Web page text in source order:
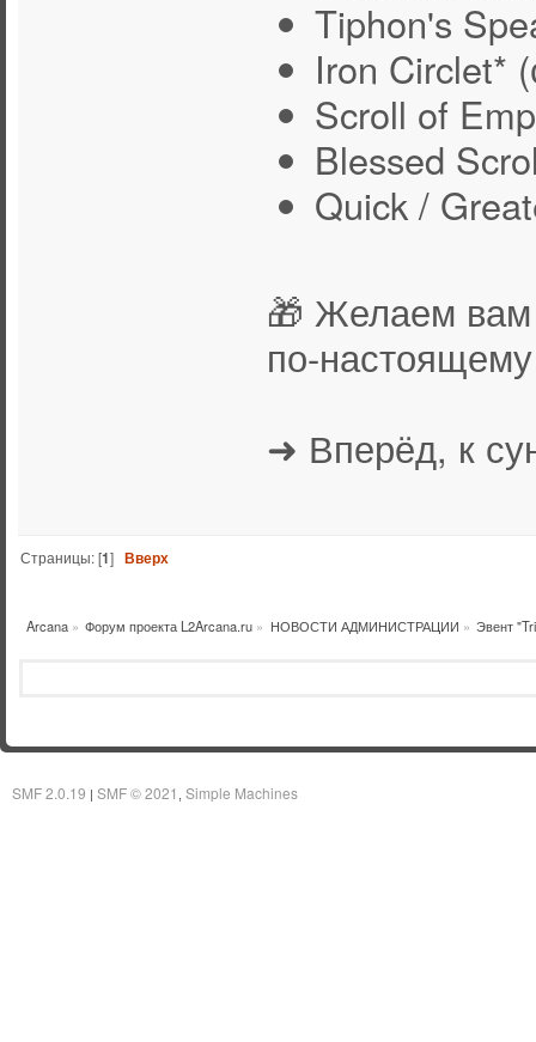
Tiphon's
Iron Circlet*
Scroll of
Blessed
Quick /
🎁 Желаем вам
по-
➜ Вперёд, к
Страницы: [1]Вверх
Arcana» Форум проекта L2Arcana.ru » НОВОСТИ АДМИНИСТРАЦИИ » Эвент
SMF 2.0.19 | SMF © 2021 Simple Machines